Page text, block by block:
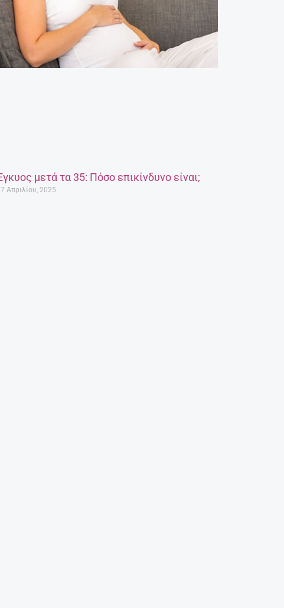
μετά τα 35: Πόσο επικίνδυνο είναι;
Απριλίου, 2025